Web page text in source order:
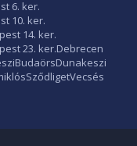
6. ker.
10. ker.
14. ker.
23. ker.Debrecen
BudaörsDunakeszi
SződligetVecsés